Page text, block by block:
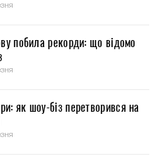
побила рекорди: що відомо
як шоу-біз перетворився на